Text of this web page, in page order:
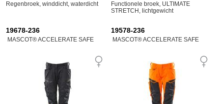
Regenbroek, winddicht, waterdicht
Functionele broek, ULTIMATE
STRETCH, lichtgewicht
19678-236
MASCOT® ACCELERATE SAFE
19578-236
MASCOT® ACCELERATE SAFE